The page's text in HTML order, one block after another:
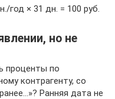
год × 31 дн. = 100 руб.
но не
проценты по
контрагенту, со
Ранняя дата не